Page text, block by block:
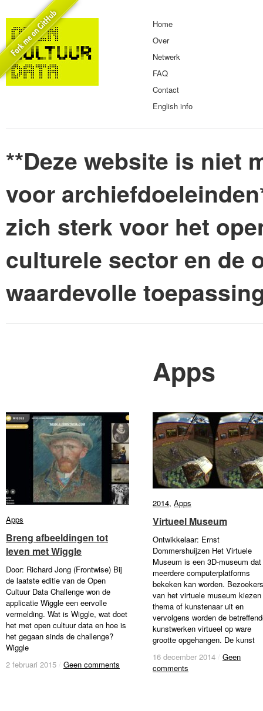
Home
Over
Netwerk
FAQ
Contact
English info
**Deze website is niet
voor
zich sterk voor het
culturele sector en de
waardevolle
Apps
Apps
Breng afbeeldingen tot
leven met Wiggle
Door: Richard Jong (Frontwise) Bij
de laatste editie van de Open
Cultuur Data Challenge won de
applicatie Wiggle een eervolle
vermelding. Wat is Wiggle, wat doet
het met open cultuur data en hoe is
het gegaan sinds de challenge?
Wiggle
2 februari 2015 / Geen comments
Apps
Breng afbeeldingen tot
leven met Wiggle
2 februari 2015 / Geen comments
2014, Apps
Virtueel Museum
Ontwikkelaar: Ernst
Dommershuijzen Het Virtuele
Museum is een 3D-museum
meerdere computerplatforms
bekeken kan worden. Bezoekers
van het virtuele museum kiezen
thema of kunstenaar uit en
vervolgens worden de
kunstwerken virtueel op ware
grootte opgehangen. De kunst
16 december 2014 / Geen
comments
2014 Apps
Virtueel Museum
16 december 2014 / Geen
comments